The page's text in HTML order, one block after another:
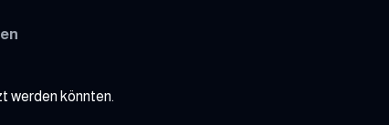
werden könnten.